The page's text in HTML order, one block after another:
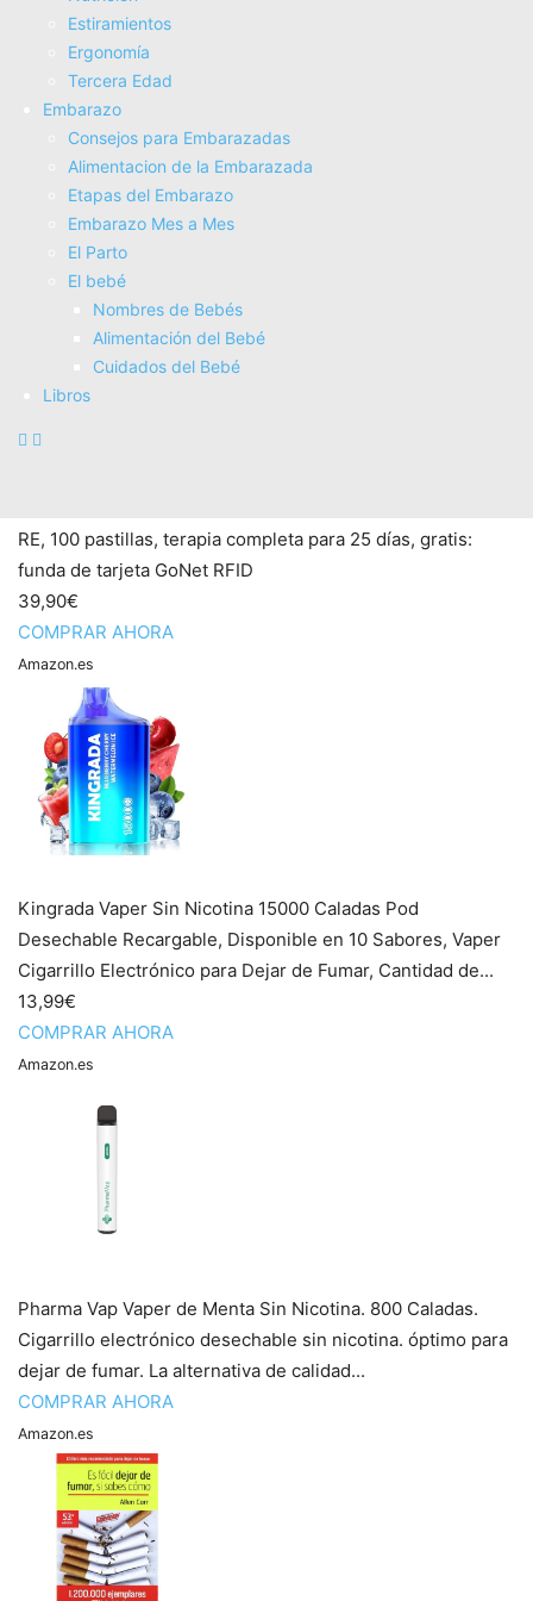
Estiramientos
Ergonomí­a
Tercera Edad
Embarazo
Consejos para Embarazadas
Alimentacion de la Embarazada
Etapas del Embarazo
Embarazo Mes a Mes
El Parto
El bebé
Nombres de Bebés
Alimentación del Bebé
Cuidados del Bebé
Libros
Es fácil dejar de fumar sin fuerza de voluntad (NO
FICCIÓN)
16,90€
16,05€
COMPRAR AHORA
RE, 100 pastillas, terapia completa para 25 días, gratis:
funda de tarjeta GoNet RFID
39,90€
COMPRAR AHORA
Amazon.es
Kingrada Vaper Sin Nicotina 15000 Caladas Pod
Desechable Recargable, Disponible en 10 Sabores, Vaper
Cigarrillo Electrónico para Dejar de Fumar, Cantidad de...
13,99€
COMPRAR AHORA
Amazon.es
Pharma Vap Vaper de Menta Sin Nicotina. 800 Caladas.
Cigarrillo electrónico desechable sin nicotina. óptimo para
dejar de fumar. La alternativa de calidad...
COMPRAR AHORA
Amazon.es